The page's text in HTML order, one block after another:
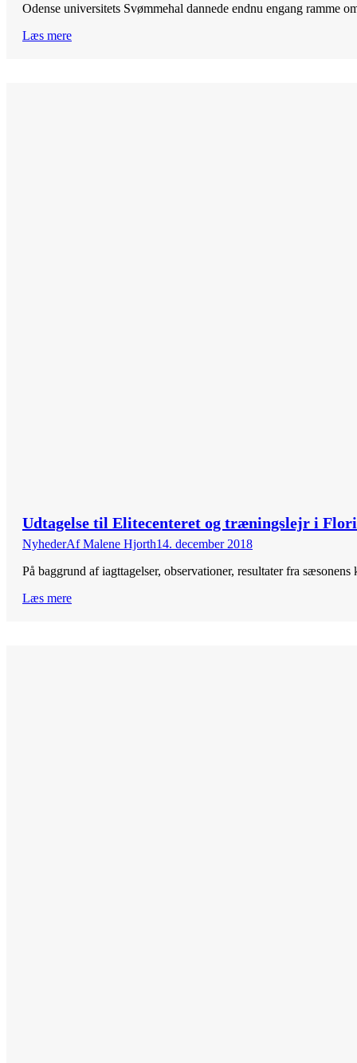
Odense universitets Svømmehal dannede endnu engang
Læs mere
Udtagelse til Elitecenteret og træningslejr i
NyhederAfMalene Hjorth14. december 2018
På baggrund af iagttagelser, observationer, resultater fra
Læs mere